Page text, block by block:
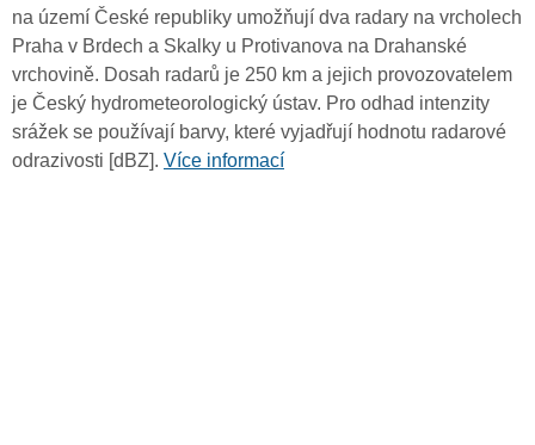
na území České republiky umožňují dva radary na vrcholech
Praha v Brdech a Skalky u Protivanova na Drahanské
vrchovině. Dosah radarů je 250 km a jejich provozovatelem
je Český hydrometeorologický ústav. Pro odhad intenzity
srážek se používají barvy, které vyjadřují hodnotu radarové
odrazivosti [dBZ]. Více informací